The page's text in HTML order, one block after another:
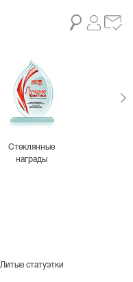
Стеклянные
награды
Литые статуэтки